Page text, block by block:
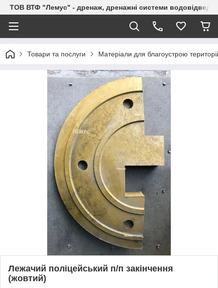
ТОВ ВТФ "Лемус" - дренаж, дренажні системи
Товари та послуги Матеріали для благоустрою
Лежачий поліцейський п/п закінчення
(жовтий)